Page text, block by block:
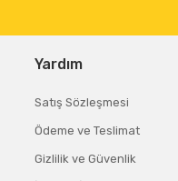
Yardım
Satış Sözleşmesi
Ödeme ve Teslimat
Gizlilik ve Güvenlik